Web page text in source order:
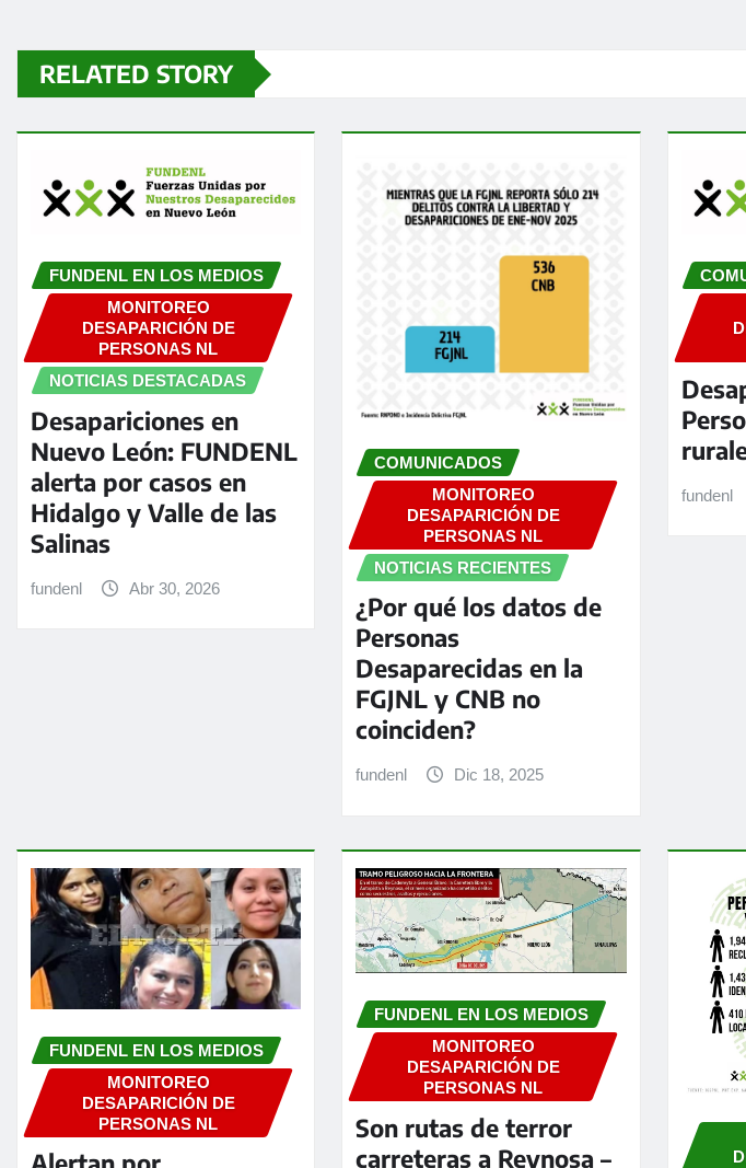
RELATED STORY
FUNDENL EN LOS MEDIOS
MONITOREO
DESAPARICIÓN DE
PERSONAS NL
NOTICIAS DESTACADAS
Desapariciones en
Nuevo León: FUNDENL
alerta por casos en
Hidalgo y Valle de las
Salinas
fundenl Abr 30, 2026
COMUNICADOS
MONITOREO
DESAPARICIÓN DE
PERSONAS NL
NOTICIAS RECIENTES
¿Por qué los datos de
Personas
Desaparecidas en la
FGJNL y CNB no
coinciden?
fundenl Dic 18, 2025
fundenl
FUNDENL EN LOS MEDIOS
MONITOREO
DESAPARICIÓN DE
PERSONAS NL
FUNDENL EN LOS MEDIOS
MONITOREO
DESAPARICIÓN DE
PERSONAS NL
Son rutas de terror
carreteras a Reynosa –